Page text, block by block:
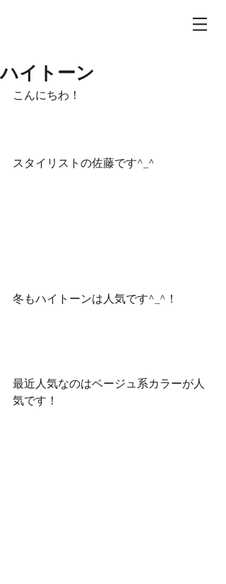
ハイトーン
こんにちわ！
スタイリストの佐藤です^_^
冬もハイトーンは人気です^_^！
最近人気なのはベージュ系カラーが人
気です！